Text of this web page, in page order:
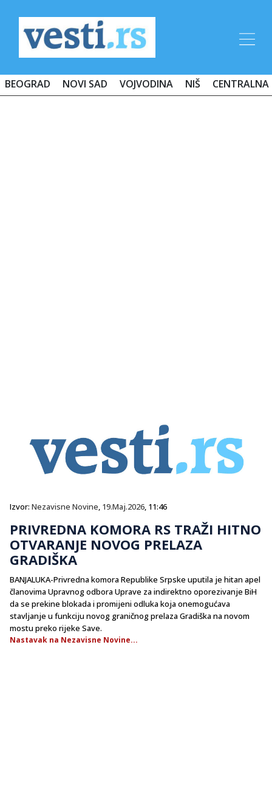
BEOGRAD NOVI SAD VOJVODINA NIŠ CENTRALNA
Izvor: Nezavisne Novine, 19.Maj.2026, 11:46
PRIVREDNA KOMORA RS TRAŽI HITNO
OTVARANJE NOVOG PRELAZA
GRADIŠKA
BANJALUKA-Privredna komora Republike Srpske uputila je hitan apel
članovima Upravnog odbora Uprave za indirektno oporezivanje BiH
da se prekine blokada i promijeni odluka koja onemogućava
stavljanje u funkciju novog graničnog prelaza Gradiška na novom
mostu preko rijeke Save.
Nastavak na Nezavisne Novine...